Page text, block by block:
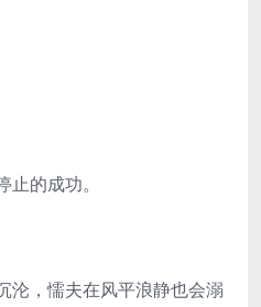
的成功。
沦，懦夫在风平浪静也会溺